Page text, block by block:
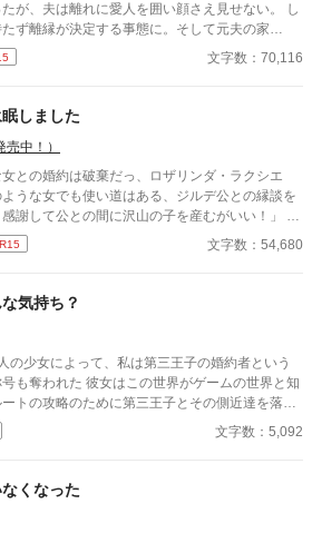
が、夫は離れに愛人を囲い顔さえ見せない。 し
ず離縁が決定する事態に。そして元夫の家
文字数：70,116
しました
中！）
女との婚約は破棄だっ、ロザリンダ・ラクシエ
うな女でも使い道はある、ジルデ公との縁談を
謝して公との間に沢山の子を産むがいい！」 長
た王太子のこの言葉に気を失った公爵令嬢・ロ
次に目覚めた時のロザリンダの魂は別人だっ
まり永遠の眠りについてしまったことを知り、
はこんなに努力してるのに周りはクズばっかり
ザリンダ！きっちりお返ししてあげるから
開の話を書いているとメンタルにもろに影響し
出ることに気付きました。定期的に強気主人公を
書けるものから書いていくことにします、ご了
R15 文字数：54,680
気持ち？
の少女によって、私は第三王子の婚約者という
この世界がゲームの世界と知
トの攻略のために第三王子とその側近達を落と
してください・・・
文字数：5,092
くなった